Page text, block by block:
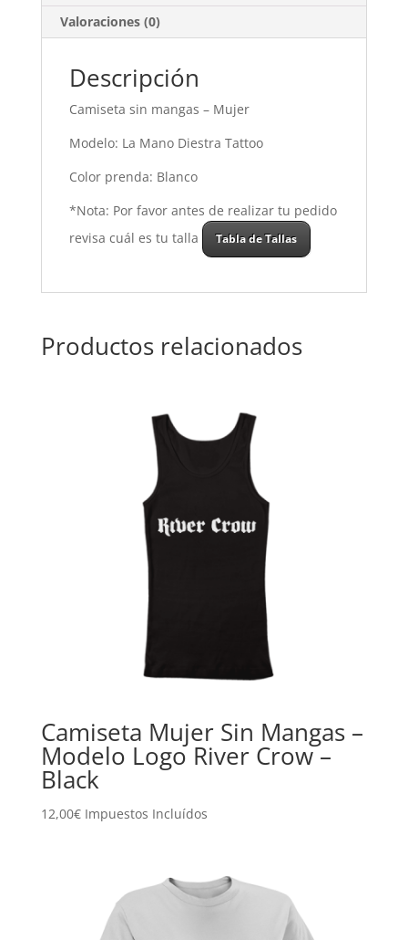
White
cantidad
Valoraciones (0)
Descripción
Camiseta sin mangas – Mujer
Modelo: La Mano Diestra Tattoo
Color prenda: Blanco
*Nota: Por favor antes de realizar tu pedido
revisa cuál es tu talla
Tabla de Tallas
Productos relacionados
Camiseta Mujer Sin Mangas –
Modelo Logo River Crow –
Black
12,00€ Impuestos Incluídos